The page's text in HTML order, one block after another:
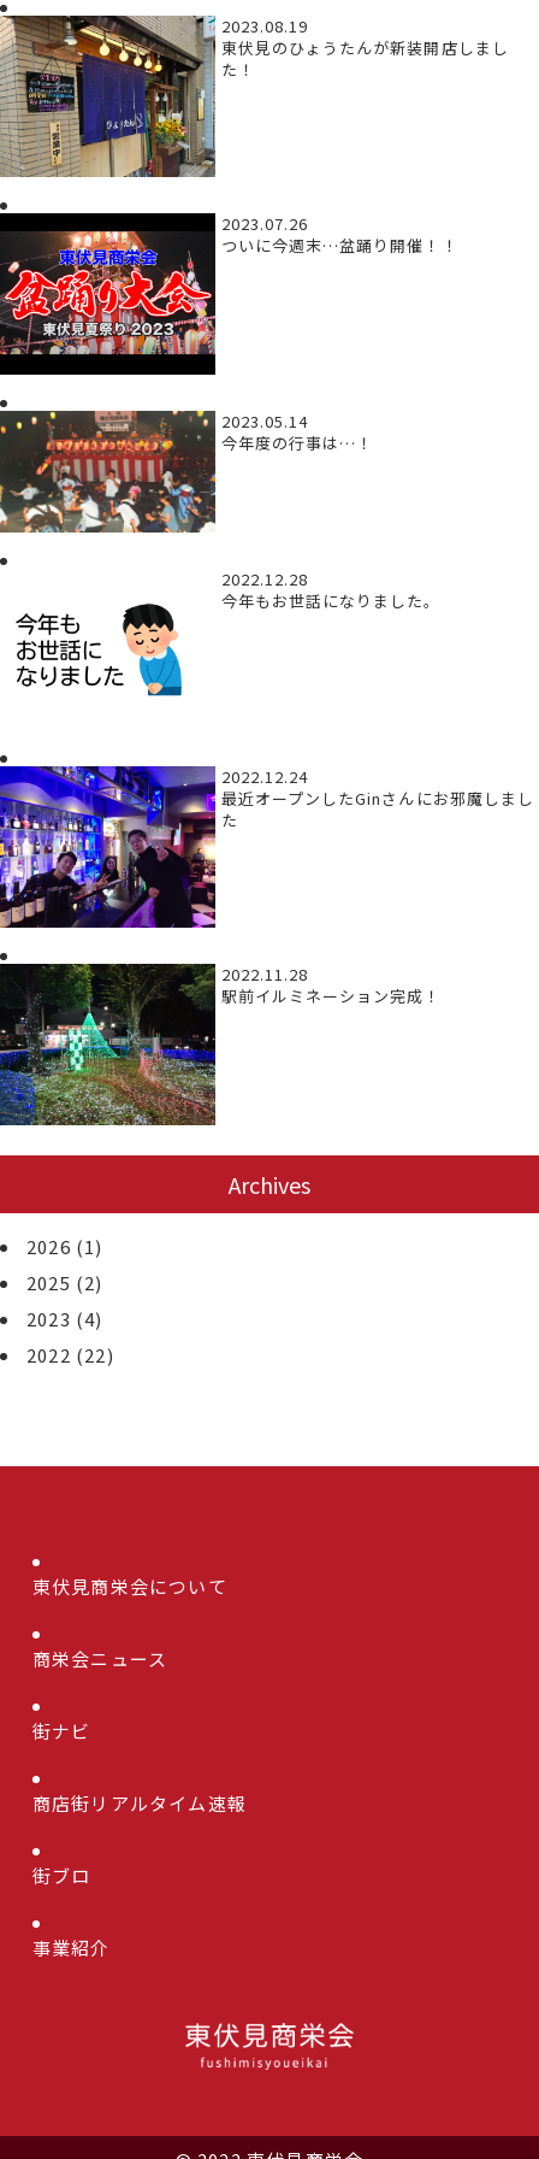
2023.08.19
東伏見のひょうたんが新装開店しまし
た！
2023.07.26
ついに今週末…盆踊り開催！！
2023.05.14
今年度の行事は…！
2022.12.28
今年もお世話になりました。
2022.12.24
最近オープンしたGinさんにお邪魔しまし
た
2022.11.28
駅前イルミネーション完成！
Archives
2026 (1)
2025 (2)
2023 (4)
2022 (22)
東伏見商栄会について
商栄会ニュース
街ナビ
商店街リアルタイム速報
街ブロ
事業紹介